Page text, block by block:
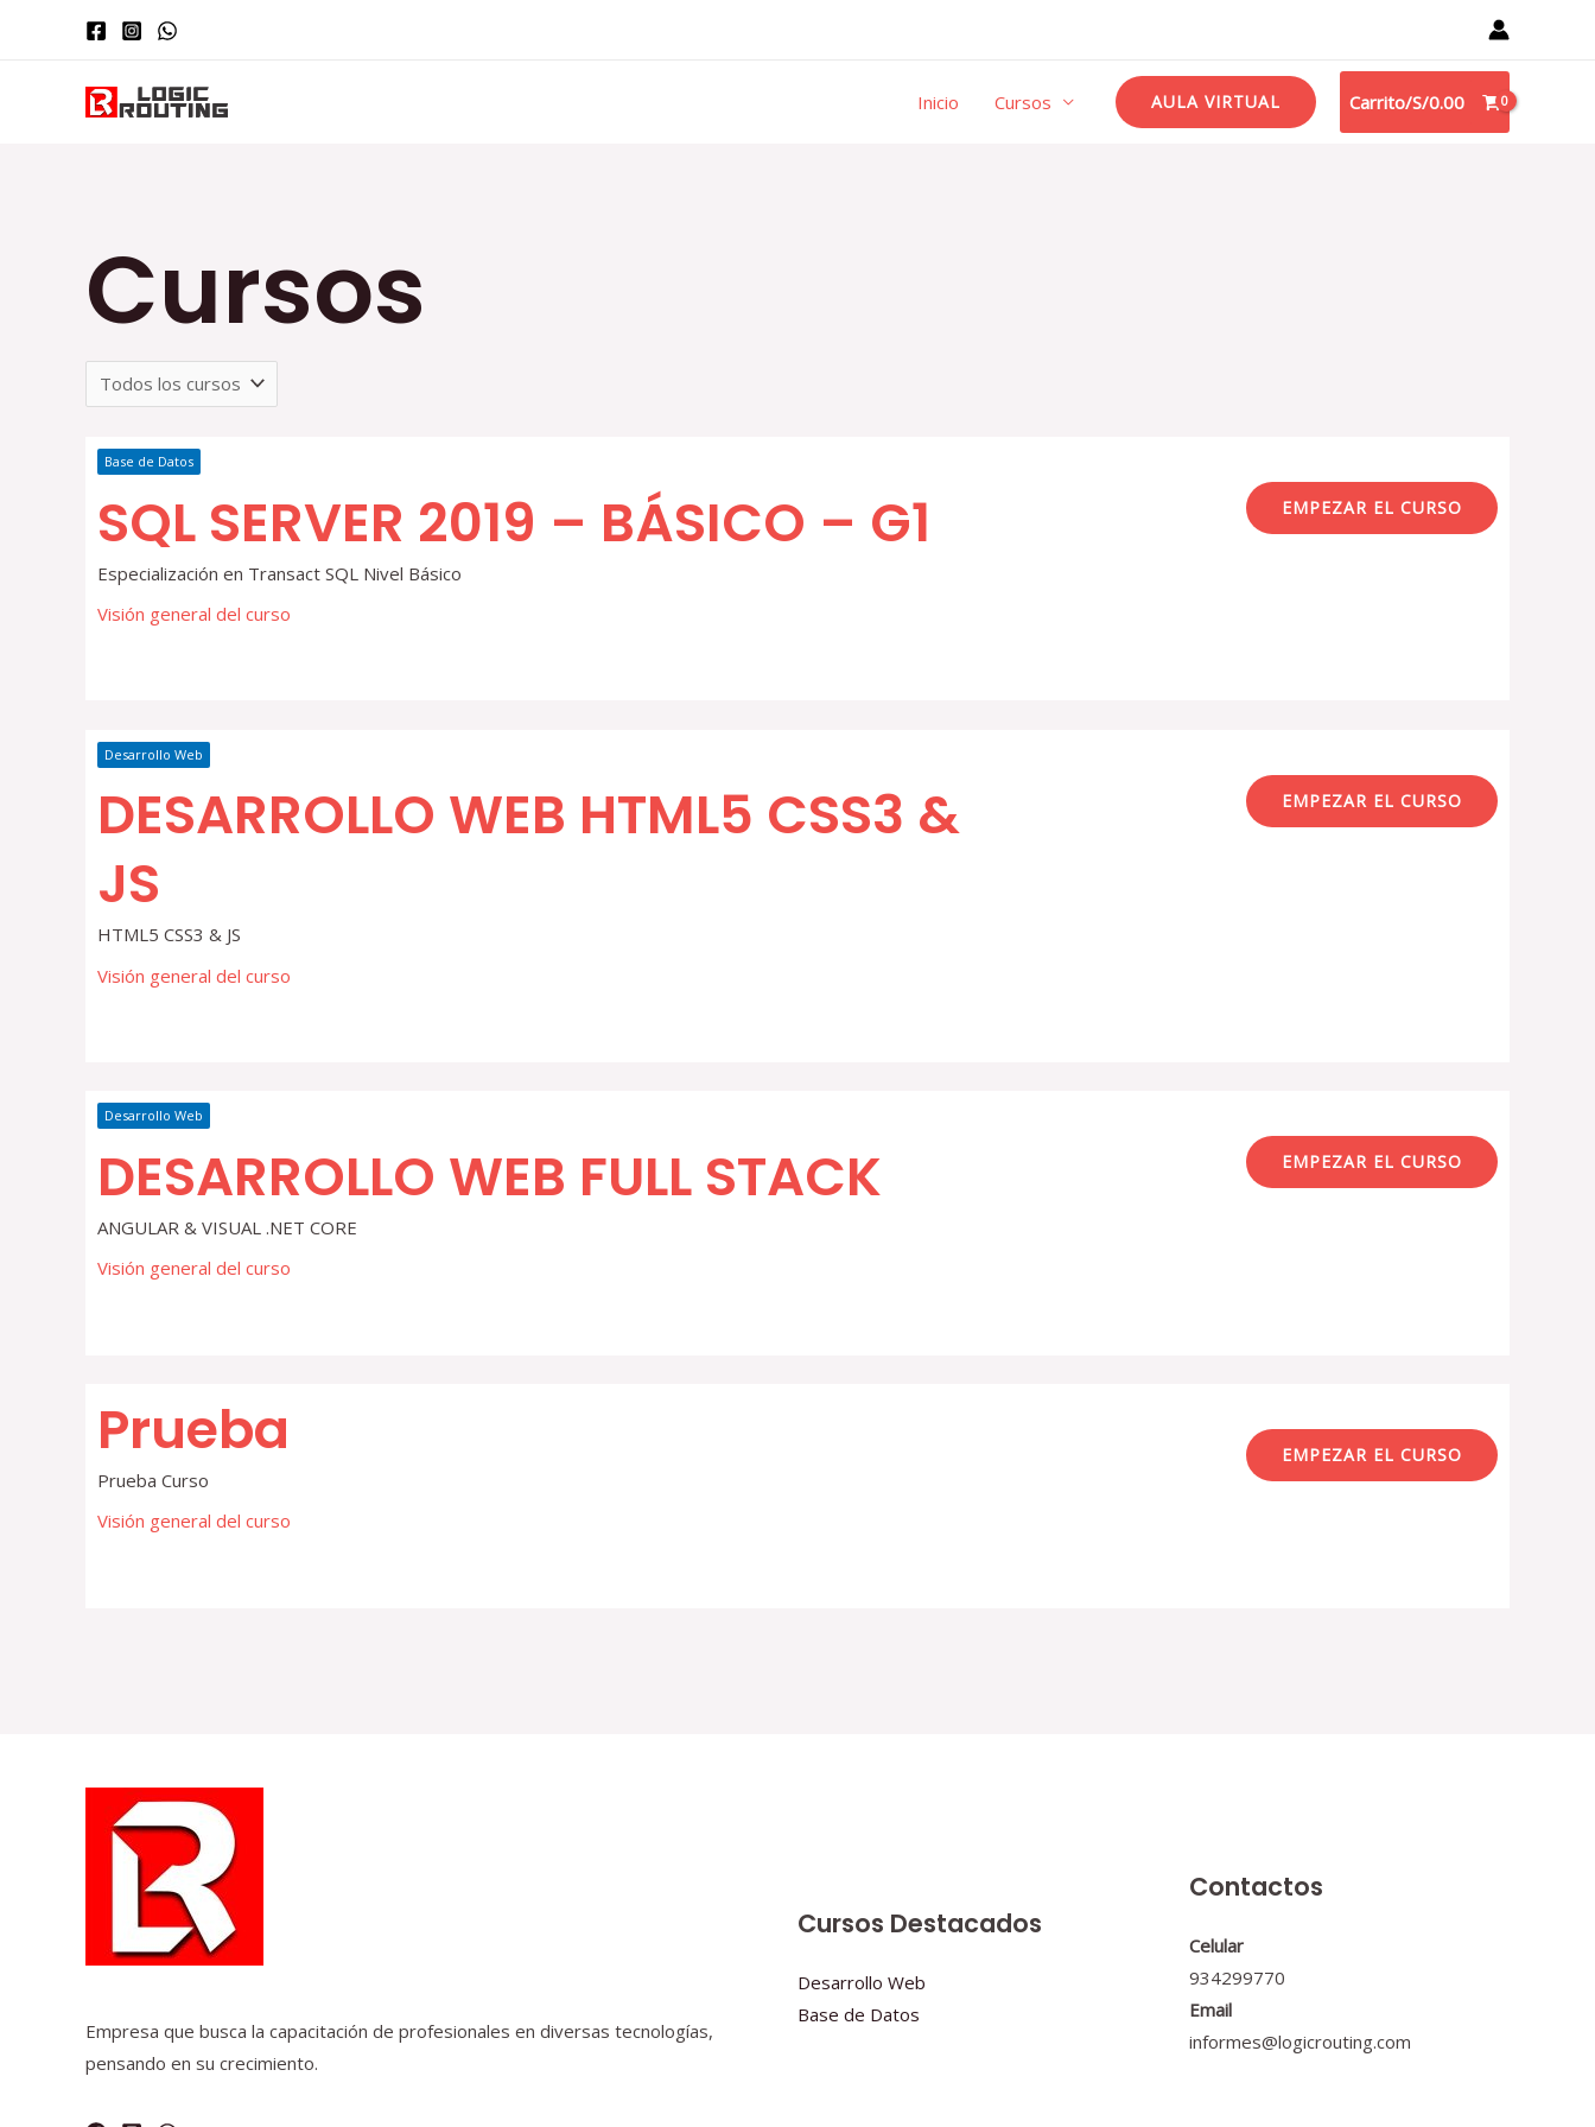
Inicio Cursos AULA VIRTUAL Carrito/S/0.00
Cursos
Base de Datos
SQL SERVER 2019 – BÁSICO – G1
Especialización en Transact SQL Nivel Básico
Visión general del curso
EMPEZAR EL CURSO
Desarrollo Web
DESARROLLO WEB HTML5 CSS3 &
JS
HTML5 CSS3 & JS
Visión general del curso
EMPEZAR EL CURSO
Desarrollo Web
DESARROLLO WEB FULL STACK
ANGULAR & VISUAL .NET CORE
Visión general del curso
EMPEZAR EL CURSO
Prueba
Prueba Curso
Visión general del curso
EMPEZAR EL CURSO
Empresa que busca la capacitación de profesionales en diversas tecnologías,
pensando en su crecimiento.
Cursos Destacados
Desarrollo Web
Base de Datos
Contactos
Celular
934299770
Email
informes@logicrouting.com